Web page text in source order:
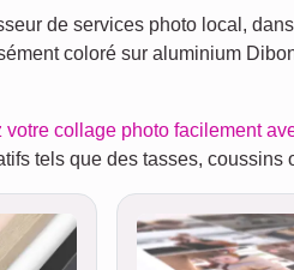
de services photo local,
coloré sur aluminium
votre collage photo facilement
tels que des tasses, coussins